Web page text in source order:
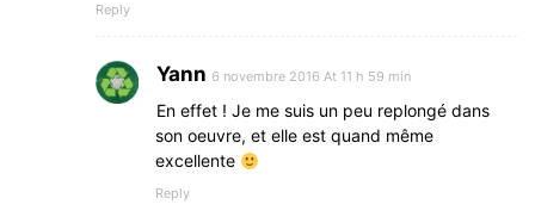
Reply
Yann 6 novembre 2016 At 11 h 59 min
En effet ! Je me suis un peu replongé dans
son oeuvre, et elle est quand même
excellente
Reply